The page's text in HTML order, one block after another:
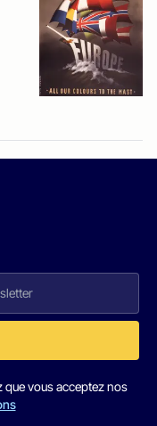
vous acceptez nos